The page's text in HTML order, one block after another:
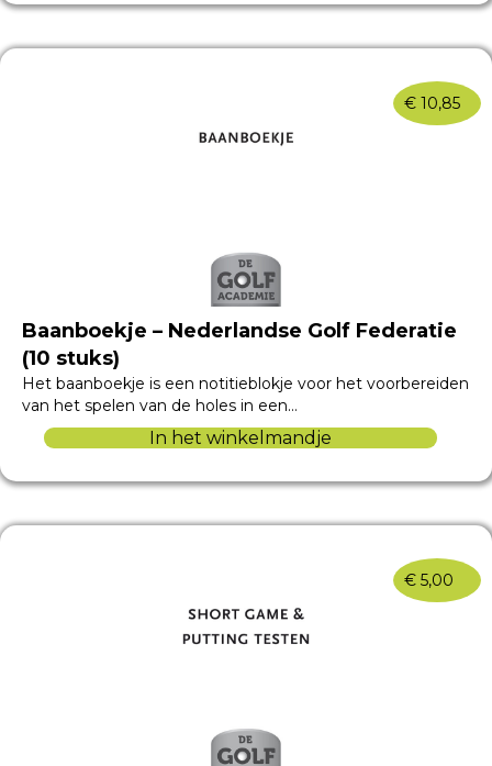
€ 10,85
Baanboekje – Nederlandse Golf Federatie
(10 stuks)
Het baanboekje is een notitieblokje voor het voorbereiden
van het spelen van de holes in een…
In het winkelmandje
€ 5,00